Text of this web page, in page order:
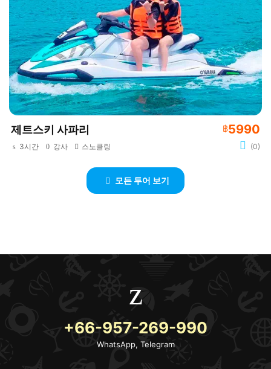
제트스키 사파리 ฿5990
3시간 강사 스노클링 (0)
모든 투어 보기
+66-957-269-990
WhatsApp, Telegram